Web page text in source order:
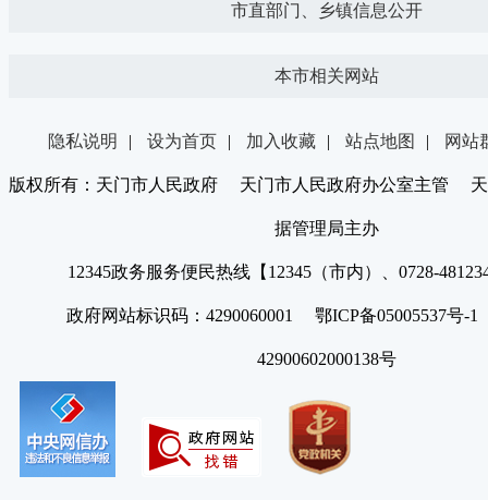
市直部门、乡镇信息公开
本市相关网站
隐私说明 | 设为首页 | 加入收藏 | 站点地图 | 网站
版权所有：天门市人民政府 天门市人民政府办公室主管 天
据管理局主办
12345政务服务便民热线【12345（市内）、0728-
政府网站标识码：4290060001 鄂ICP备05005537号
42900602000138号